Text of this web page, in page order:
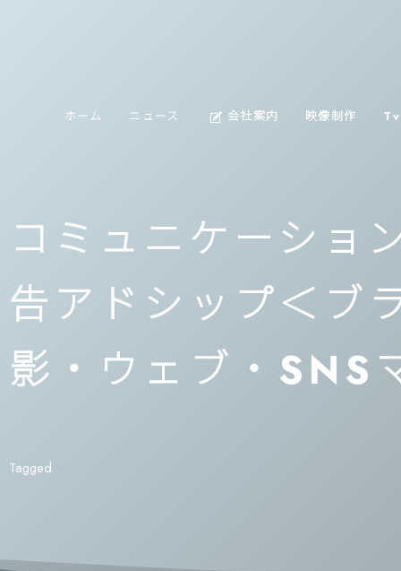
ホーム ニュース 会社案内
about
us 映像制作
コミュニケーショ
告アドシップ＜ブ
影・ウェブ・SNS
Tagged